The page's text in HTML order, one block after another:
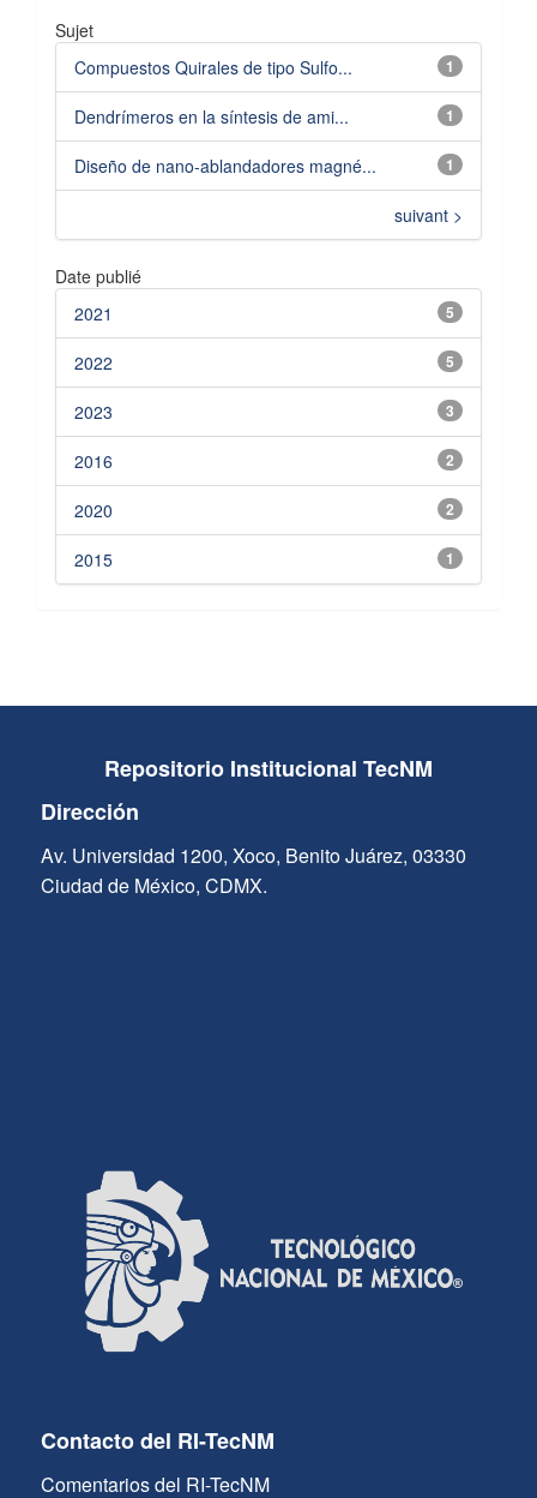
Sujet
1
Compuestos Quirales de tipo Sulfo...
1
Dendrímeros en la síntesis de ami...
1
Diseño de nano-ablandadores magné...
suivant >
Date publié
5
2021
5
2022
3
2023
2
2016
2
2020
1
2015
Repositorio Institucional TecNM
Dirección
Av. Universidad 1200, Xoco, Benito Juárez, 03330
Ciudad de México, CDMX.
Contacto del RI-TecNM
Comentarios del RI-TecNM